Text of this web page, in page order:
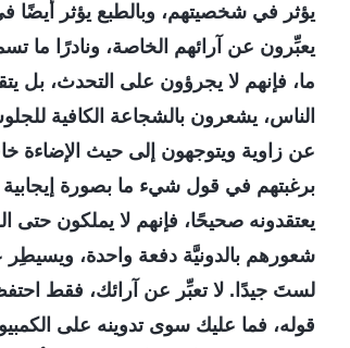
يؤثر في شخصيتهم، وبالطبع يؤثر أيضًا
يعبِّرون عن آرائهم الخاصة، ونادرًا
ما، فإنهم لا يجرؤون على التحدث، بل
الناس، يشعرون بالشجاعة الكافية
عن زاوية ويتوجهون إلى حيث الإضاءة
برغبتهم في قول شيء ما بصورة
يعتقدونه صحيحًا، فإنهم لا يملكون حتى
شعورهم بالدونيَّة دفعة واحدة،
لستَ جيدًا. لا تعبِّر عن آرائك، فقط
قوله، فما عليك سوى تدوينه على